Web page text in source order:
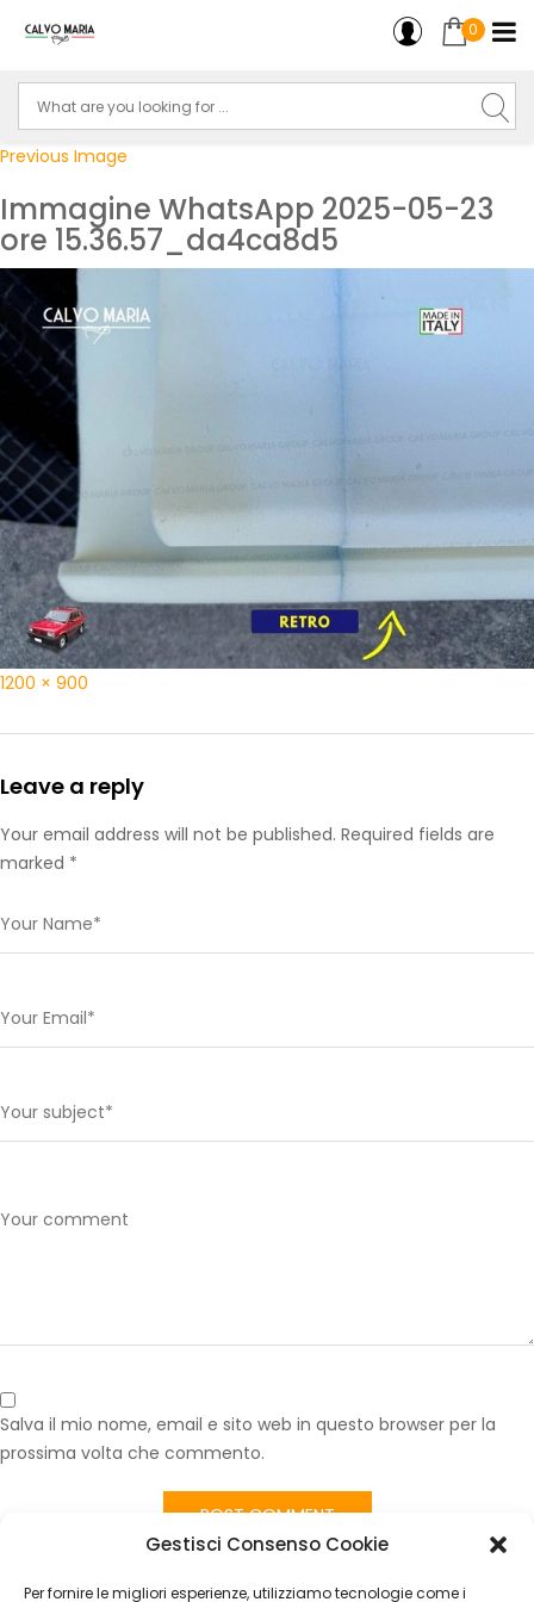
Gestisci Consenso Cookie
Per fornire le migliori esperienze, utilizziamo tecnologie come i
0
Previous Image
Immagine WhatsApp 2025-05-23
ore 15.36.57_da4ca8d5
1200 × 900
Leave a reply
Your email address will not be published. Required fields are
marked *
Salva il mio nome, email e sito web in questo browser per la
prossima volta che commento.
Imbottitura Sedile Posteriore Fiat Panda 141 – Seduta
e Schienale, Made in Italy